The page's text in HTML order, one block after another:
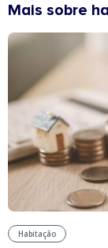
Mais sobre
Habitação